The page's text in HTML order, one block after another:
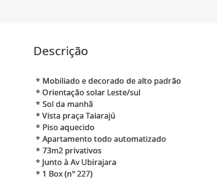
Descrição
* ⁠Mobiliado e decorado de alto padrão
* Orientação solar Leste/sul
* ⁠Sol da manhã
* Vista praça Taiarajú
* ⁠Piso aquecido
* ⁠Apartamento todo automatizado
* ⁠73m2 privativos
* Junto à Av Ubirajara
* 1 Box (nº 227)